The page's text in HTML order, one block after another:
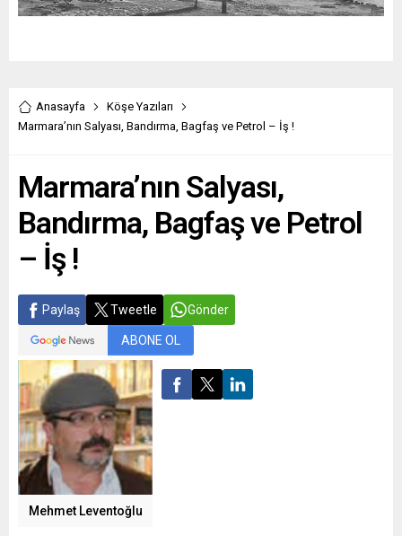
Anasayfa
Köşe Yazıları
Marmara’nın Salyası, Bandırma, Bagfaş ve Petrol – İş !
Marmara’nın Salyası,
Bandırma, Bagfaş ve Petrol
– İş !
Paylaş Tweetle Gönder
ABONE OL
Mehmet Leventoğlu